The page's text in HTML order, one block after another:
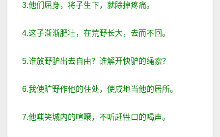
3.他们屈身，将子生下，就除掉疼痛。
4.这子渐渐肥壮，在荒野长大，去而不回。
5.谁放野驴出去自由？谁解开快驴的绳索？
6.我使旷野作他的住处，使咸地当他的居所。
7.他嗤笑城内的喧嚷，不听赶牲口的喝声。